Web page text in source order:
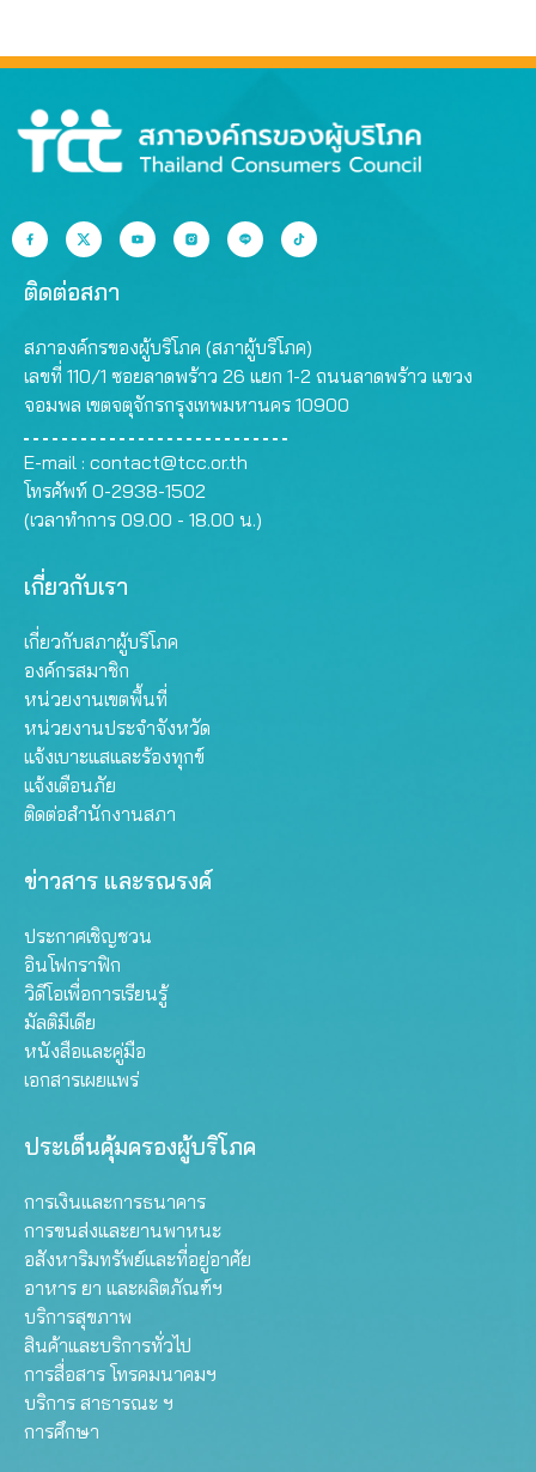
ติดต่อสภา
สภาองค์กรของผู้บริโภค (สภาผู้บริโภค)
เลขที่ 110/1 ซอยลาดพร้าว 26 แยก 1-2 ถนนลาดพร้าว แขวง
จอมพล เขตจตุจักรกรุงเทพมหานคร 10900
E-mail : contact@tcc.or.th
โทรศัพท์ 0-2938-1502
(เวลาทำการ 09.00 - 18.00 น.)
เกี่ยวกับเรา
เกี่ยวกับสภาผู้บริโภค
องค์กรสมาชิก
หน่วยงานเขตพื้นที่
หน่วยงานประจำจังหวัด
แจ้งเบาะแสและร้องทุกข์
แจ้งเตือนภัย
ติดต่อสำนักงานสภา
ข่าวสาร และรณรงค์
ประกาศเชิญชวน
อินโฟกราฟิก
วิดีโอเพื่อการเรียนรู้
มัลติมีเดีย
หนังสือและคู่มือ
เอกสารเผยแพร่
ประเด็นคุ้มครองผู้บริโภค
การเงินและการธนาคาร
การขนส่งและยานพาหนะ
อสังหาริมทรัพย์และที่อยู่อาศัย
อาหาร ยา และผลิตภัณฑ์ฯ
บริการสุขภาพ
สินค้าและบริการทั่วไป
การสื่อสาร โทรคมนาคมฯ
บริการ สาธารณะ ฯ
การศึกษา